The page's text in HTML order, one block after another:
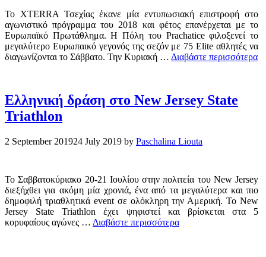
Το XTERRA Τσεχίας έκανε μία εντυπωσιακή επιστροφή στο
αγωνιστικό πρόγραμμα του 2018 και φέτος επανέρχεται με το
Ευρωπαϊκό Πρωτάθλημα. Η Πόλη του Prachatice φιλοξενεί το
μεγαλύτερο Ευρωπαικό γεγονός της σεζόν με 75 Elite αθλητές να
διαγωνίζονται το Σάββατο. Την Κυριακή … Διαβάστε περισσότερα
Ελληνική δράση στο New Jersey State
Triathlon
2 September 201924 July 2019 by Paschalina Liouta
Το Σαββατοκύριακο 20-21 Ιουλίου στην πολιτεία του New Jersey
διεξήχθει για ακόμη μία χρονιά, ένα από τα μεγαλύτερα και πιο
δημοφιλή τριαθλητικά event σε ολόκληρη την Αμερική. To New
Jersey State Triathlon έχει ψηφιστεί και βρίσκεται στα 5
κορυφαίους αγώνες … Διαβάστε περισσότερα